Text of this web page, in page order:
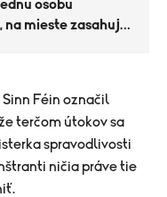
osobu
na mieste zasahujú
Féin označil
terčom útokov sa
spravodlivosti
ničia práve tie